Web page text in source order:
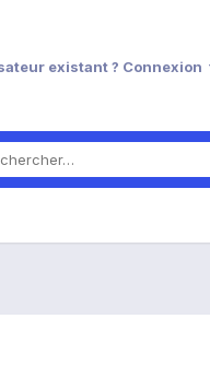
existant ? Connexion